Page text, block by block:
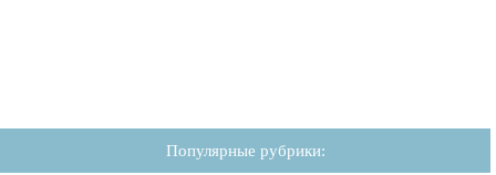
Популярные рубрики: